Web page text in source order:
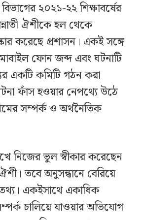
২০২১-২২ শিক্ষাবর্ষের
ঐশীকে হল থেকে
করেছে প্রশাসন। একই সঙ্গে
ফোন জব্দ এবং ঘটনাটি
একটি কমিটি গঠন করা
ফাঁস হওয়ার নেপথ্যে উঠে
সম্পর্ক ও অর্থনৈতিক
নিজের ভুল স্বীকার করেছেন
তবে অনুসন্ধানে বেরিয়ে
একইসাথে একাধিক
চালিয়ে যাওয়ার অভিযোগ